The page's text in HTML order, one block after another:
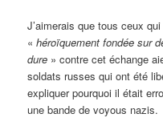
J’aimerais que tous ceux
«héroïquement fondée sur
dure » contre cet échange
soldats russes qui ont été
expliquer pourquoi il était
une bande de voyous nazis.